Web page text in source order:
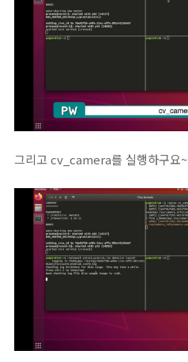
그리고 cv_camera를 실행하구요~